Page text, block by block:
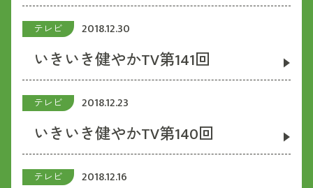
テレビ 2018.12.30
いきいき健やかTV第141回
テレビ 2018.12.23
いきいき健やかTV第140回
テレビ 2018.12.16